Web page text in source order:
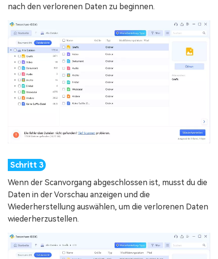
nach den verlorenen Daten zu beginnen.
Wenn der Scanvorgang abgeschlossen ist, musst du die
Daten in der Vorschau anzeigen und die
Wiederherstellung auswählen, um die verlorenen Daten
wiederherzustellen.